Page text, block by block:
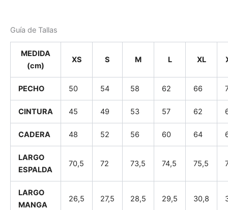
Guía de Tallas
MEDIDA
(cm)
XS S M L XL
PECHO 50 54 58 62 66
CINTURA 45 49 53 57 62
CADERA 48 52 56 60 64
LARGO
ESPALDA
70,5 72 73,5 74,5 75,5
LARGO
MANGA
26,5 27,5 28,5 29,5 30,8